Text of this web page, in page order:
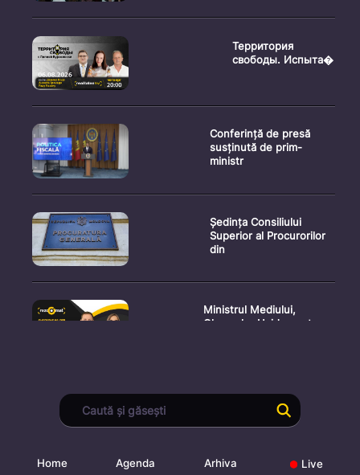
Территория
свободы. Испыта�
Conferință de presă
susținută de prim-
ministr
Ședința Consiliului
Superior al Procurorilor
din
Ministrul Mediului,
Gheorghe Hajder, este
Consultări publice privind
proiectul de lege pent
Home Agenda Arhiva Live